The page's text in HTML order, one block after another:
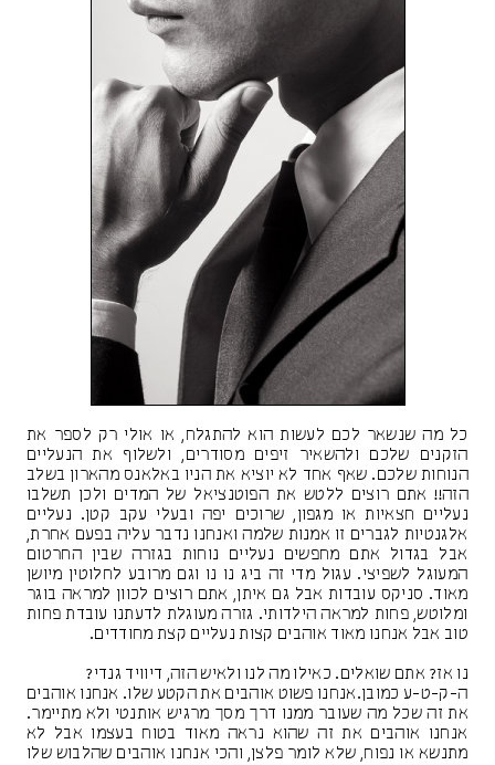
כל מה שנשאר לכם לעשות הוא להתגלח, או אולי רק לספר את
הזקנים שלכם ולהשאיר זיפים מסודרים, ולשלוף את הנעליים
הנוחות שלכם. שאף אחד לא יוציא את הניו באלאנס מהארון בשלב
הזה!! אתם רוצים ללטש את הפוטנציאל של המדים ולכן תשלבו
נעליים חצאיות או מגפון, שרוכים יפה ובעלי עקב קטן. נעליים
אלגנטיות לגברים זו אמנות שלמה ואנחנו נדבר עליה בפעם אחרת,
אבל בגדול אתם מחפשים נעליים נוחות בגזרה שבין החרטום
המעוגל לשפיצי. עגול מדי זה ביג נו נו וגם מרובע לחלוטין מיושן
מאוד. סניקס עובדות אבל גם איתן, אתם רוצים לכוון למראה בוגר
ומלוטש, פחות למראה הילדותי. גזרה מעוגלת לדעתנו עובדת פחות
טוב אבל אנחנו מאוד אוהבים קצות נעליים קצת מחודדים.
נו אז? אתם שואלים. כאילו מה לנו ולאיש הזה, דיוויד גנדי?
ה-ק-ט-ע כמובן.אנחנו פשוט אוהבים את הקטע שלו. אנחנו אוהבים
את זה שכל מה שעובר ממנו דרך מסך מרגיש אותנטי ולא מתיימר.
אנחנו אוהבים את זה שהוא נראה מאוד בטוח בעצמו אבל לא
מתנשא או נפוח, שלא לומר פלצן, והכי אנחנו אוהבים שהלבוש שלו